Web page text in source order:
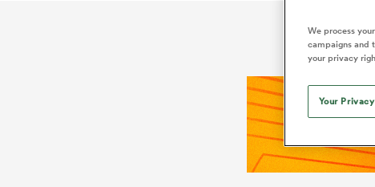
We process
campaigns and
your privacy
Your